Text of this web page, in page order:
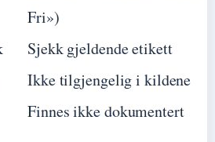
Fri»)
Sjekk gjeldende etikett
Ikke tilgjengelig i kildene
Finnes ikke dokumentert